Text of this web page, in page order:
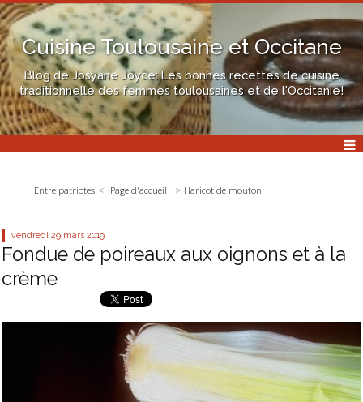
Cuisine Toulousaine et Occitane
Blog de Josyane Joyce: Les bonnes recettes de cuisine
traditionnelle des femmes toulousaines et de l'Occitanie!
Entre patriotes Page d'accueil Haricot de mouton
vendredi 29 mars 2019
Fondue de poireaux aux oignons et à la
crème